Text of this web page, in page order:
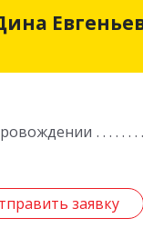
заявку
Дина
заявку